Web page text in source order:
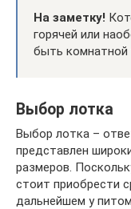
На заметку!
горячей или
быть комнатной
Выбор лотка
Выбор лотка –
представлен
размеров.
стоит приобрести
дальнейшем у